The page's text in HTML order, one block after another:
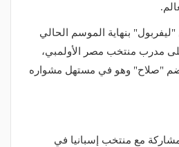
بنهاية الموسم الحالي
مدرب منتخب مصر الأولمبي،
"صلاح" وهو في مستهل مشواره
مع منتخب إسبانيا في